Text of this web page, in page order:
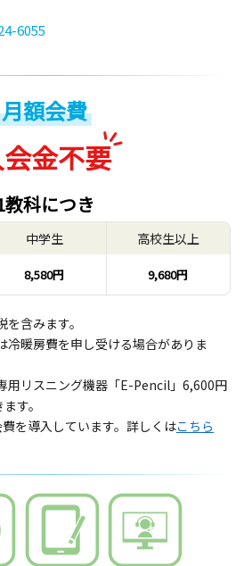
6055
月額会費
金不要
教科につき
中学生
8,580円
高校生以上
9,680円
含みます。
暖房費を申し受ける場合がありま
用リスニング機器「E-Pencil」6,600円
す。
を導入しています。詳しくはこちら